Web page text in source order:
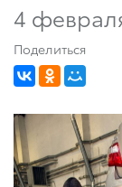
4
Поделиться